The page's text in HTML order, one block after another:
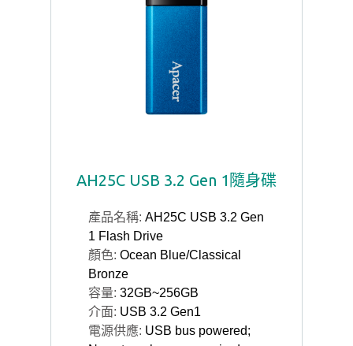
AH25C USB 3.2 Gen 1隨身碟
產品名稱: AH25C USB 3.2 Gen
1 Flash Drive
顏色: Ocean Blue/Classical
Bronze
容量: 32GB~256GB
介面: USB 3.2 Gen1
電源供應: USB bus powered;